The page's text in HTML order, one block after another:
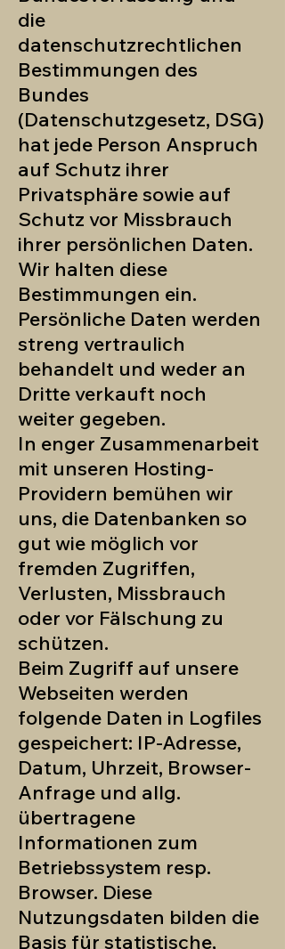
die
datenschutzrechtlichen
Bestimmungen des
Bundes
(Datenschutzgesetz, DSG)
hat jede Person Anspruch
auf Schutz ihrer
Privatsphäre sowie auf
Schutz vor Missbrauch
ihrer persönlichen Daten.
Wir halten diese
Bestimmungen ein.
Persönliche Daten werden
streng vertraulich
behandelt und weder an
Dritte verkauft noch
weiter gegeben.
In enger Zusammenarbeit
mit unseren Hosting-
Providern bemühen wir
uns, die Datenbanken so
gut wie möglich vor
fremden Zugriffen,
Verlusten, Missbrauch
oder vor Fälschung zu
schützen.
Beim Zugriff auf unsere
Webseiten werden
folgende Daten in Logfiles
gespeichert: IP-Adresse,
Datum, Uhrzeit, Browser-
Anfrage und allg.
übertragene
Informationen zum
Betriebssystem resp.
Browser. Diese
Nutzungsdaten bilden die
Basis für statistische,